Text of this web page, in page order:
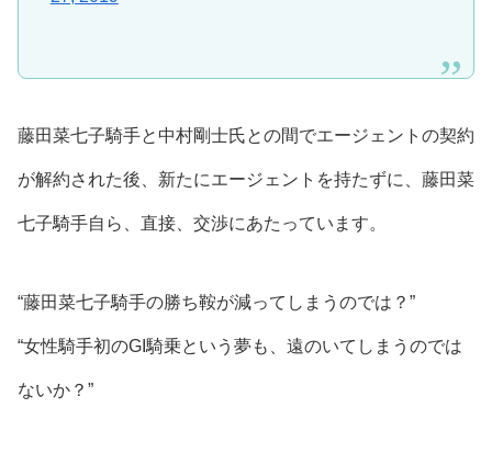
藤田菜七子騎手と中村剛士氏との間でエージェントの契約
が解約された後、新たにエージェントを持たずに、藤田菜
七子騎手自ら、直接、交渉にあたっています。
“藤田菜七子騎手の勝ち鞍が減ってしまうのでは？”
“女性騎手初のGI騎乗という夢も、遠のいてしまうのでは
ないか？”